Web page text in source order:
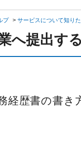
プ > サービスについて知り
へ提出す
経歴書の書